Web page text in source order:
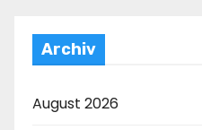
Archiv
August 2026